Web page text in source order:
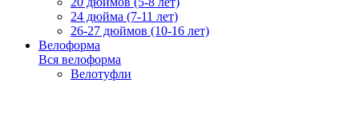
24 дюйма (7-11 лет)
26-27 дюймов (10-16 лет)
Велоформа
Вся велоформа
Велотуфли